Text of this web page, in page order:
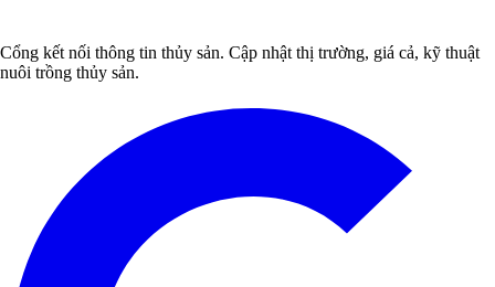
Cổng kết nối thông tin thủy sản. Cập nhật thị trường, giá cả, kỹ thuật
nuôi trồng thủy sản.